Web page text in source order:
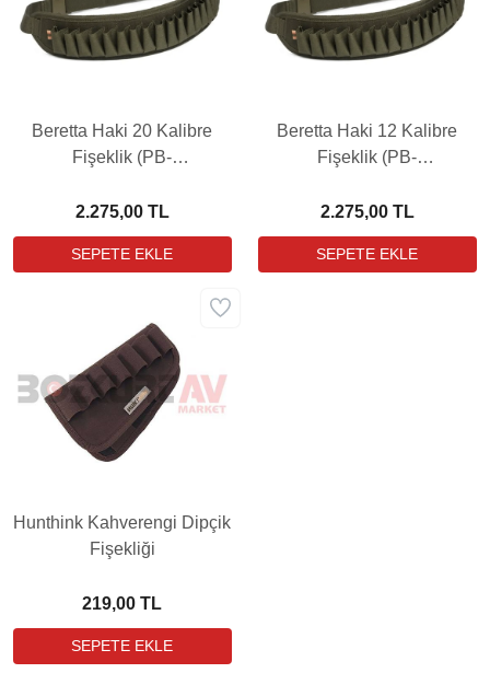
Beretta Haki 20 Kalibre
Fişeklik (PB-
2.275,00 TL
Beretta Haki 12 Kalibre
Fişeklik (PB-
2.275,00 TL
Hunthink Kahverengi Dipçik
Fişekliği
219,00 TL